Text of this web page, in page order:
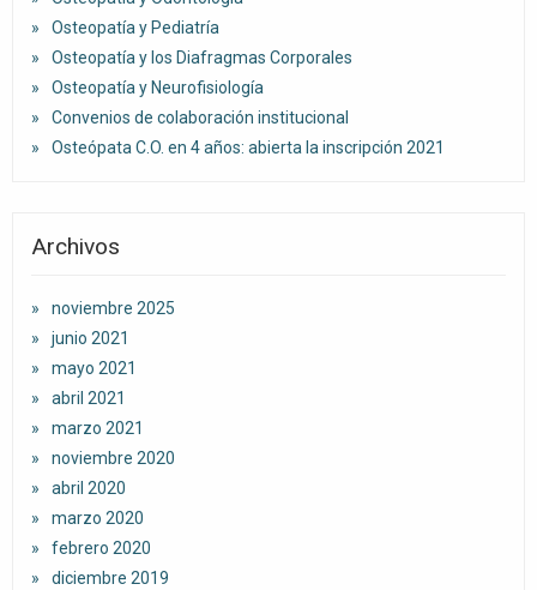
Osteopatía y Pediatría
Osteopatía y los Diafragmas Corporales
Osteopatía y Neurofisiología
Convenios de colaboración institucional
Osteópata C.O. en 4 años: abierta la inscripción 2021
Archivos
noviembre 2025
junio 2021
mayo 2021
abril 2021
marzo 2021
noviembre 2020
abril 2020
marzo 2020
febrero 2020
diciembre 2019